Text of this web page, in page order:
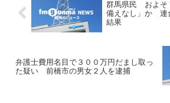
群馬県民 およそ
備えなし」か 連
結果
弁護士費用名目で３００万円だまし取っ
た疑い 前橋市の男女２人を逮捕